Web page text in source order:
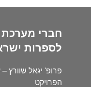
חברי מערכת
לספרות
פרופ' יגאל שוורץ
הפרויקט